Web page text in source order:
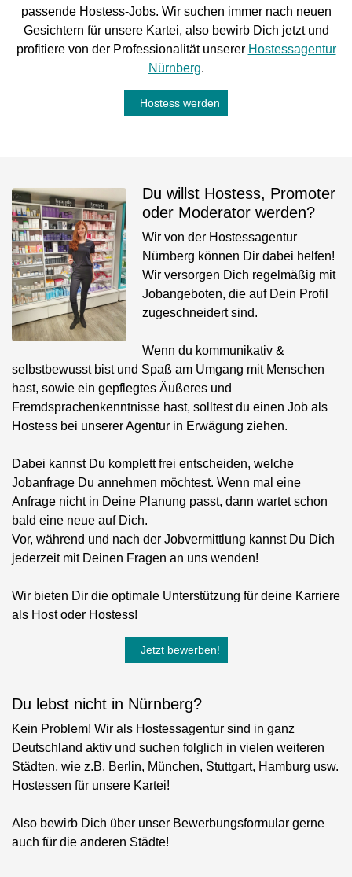
passende Hostess-Jobs. Wir suchen immer nach neuen
Gesichtern für unsere Kartei, also bewirb Dich jetzt und
profitiere von der Professionalität unserer Hostessagentur
Nürnberg.
Hostess werden
Du willst Hostess, Promoter
oder Moderator werden?
Wir von der Hostessagentur
Nürnberg können Dir dabei helfen!
Wir versorgen Dich regelmäßig mit
Jobangeboten, die auf Dein Profil
zugeschneidert sind.
Wenn du kommunikativ &
selbstbewusst bist und Spaß am Umgang mit Menschen
hast, sowie ein gepflegtes Äußeres und
Fremdsprachenkenntnisse hast, solltest du einen Job als
Hostess bei unserer Agentur in Erwägung ziehen.
Dabei kannst Du komplett frei entscheiden, welche
Jobanfrage Du annehmen möchtest. Wenn mal eine
Anfrage nicht in Deine Planung passt, dann wartet schon
bald eine neue auf Dich.
Vor, während und nach der Jobvermittlung kannst Du Dich
jederzeit mit Deinen Fragen an uns wenden!
Wir bieten Dir die optimale Unterstützung für deine Karriere
als Host oder Hostess!
Jetzt bewerben!
Du lebst nicht in Nürnberg?
Kein Problem! Wir als Hostessagentur sind in ganz
Deutschland aktiv und suchen folglich in vielen weiteren
Städten, wie z.B. Berlin, München, Stuttgart, Hamburg usw.
Hostessen für unsere Kartei!
Also bewirb Dich über unser Bewerbungsformular gerne
auch für die anderen Städte!